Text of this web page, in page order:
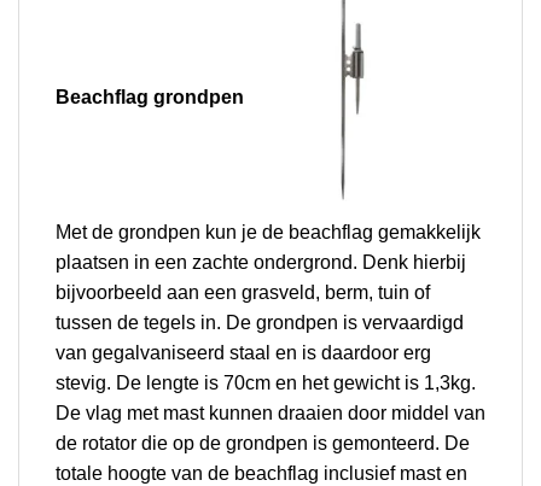
Beachflag grondpen
Met de grondpen kun je de beachflag gemakkelijk
plaatsen in een zachte ondergrond. Denk hierbij
bijvoorbeeld aan een grasveld, berm, tuin of
tussen de tegels in. De grondpen is vervaardigd
van gegalvaniseerd staal en is daardoor erg
stevig. De lengte is 70cm en het gewicht is 1,3kg.
De vlag met mast kunnen draaien door middel van
de rotator die op de grondpen is gemonteerd. De
totale hoogte van de beachflag inclusief mast en